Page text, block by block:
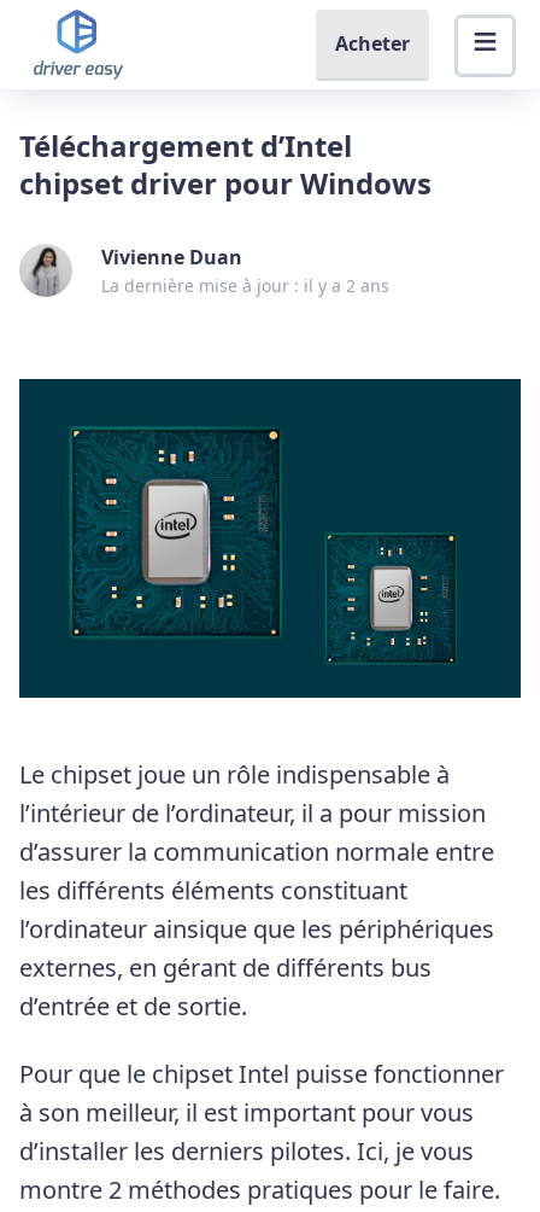
Acheter
Téléchargement d’Intel
chipset driver pour Windows
Vivienne Duan
La dernière mise à jour : il y a 2 ans
Le chipset joue un rôle indispensable à
l’intérieur de l’ordinateur, il a pour mission
d’assurer la communication normale entre
les différents éléments constituant
l’ordinateur ainsique que les périphériques
externes, en gérant de différents bus
d’entrée et de sortie.
Pour que le chipset Intel puisse fonctionner
à son meilleur, il est important pour vous
d’installer les derniers pilotes. Ici, je vous
montre 2 méthodes pratiques pour le faire.